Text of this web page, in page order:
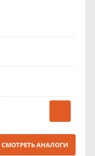
СМОТРЕТЬ АНАЛОГИ